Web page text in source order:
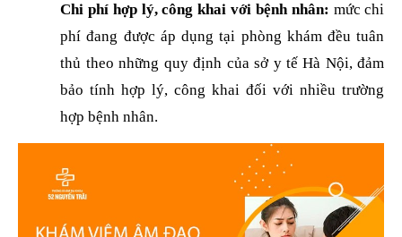
Chi phí hợp lý, công khai với bệnh nhân: mức chi
phí đang được áp dụng tại phòng khám đều tuân
thủ theo những quy định của sở y tế Hà Nội, đảm
bảo tính hợp lý, công khai đối với nhiều trường
hợp bệnh nhân.